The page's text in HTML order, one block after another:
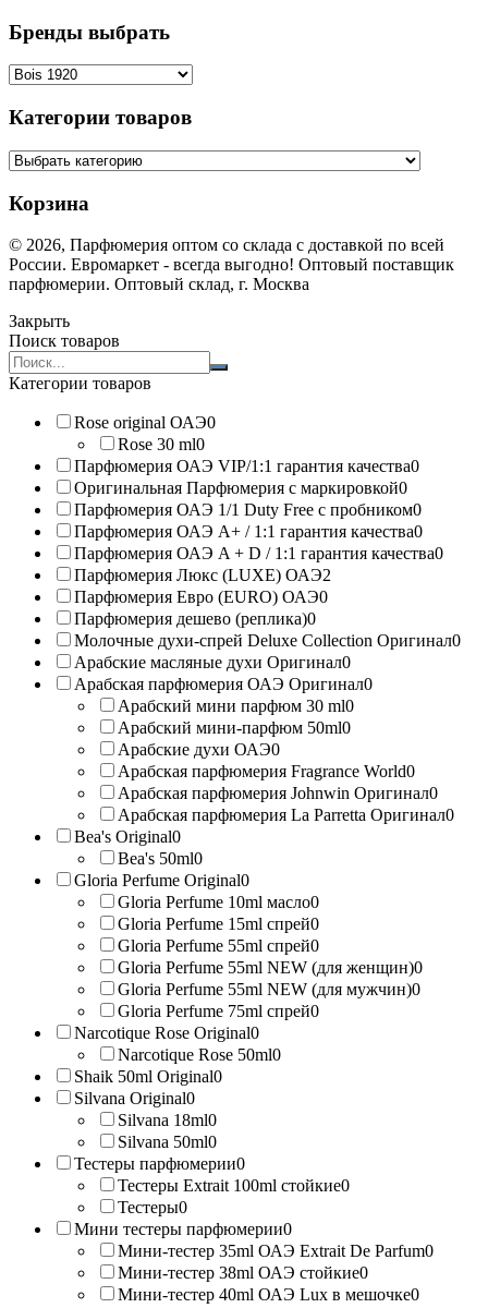
Бренды выбрать
Категории товаров
Корзина
© 2026, Парфюмерия оптом со склада с доставкой по всей
России. Евромаркет - всегда выгодно! Оптовый поставщик
парфюмерии. Оптовый склад, г. Москва
Закрыть
Поиск товаров
Search
products:
Категории товаров
Rose original ОАЭ0
Rose 30 ml0
Парфюмерия ОАЭ VIP/1:1 гарантия качества0
Оригинальная Парфюмерия с маркировкой0
Парфюмерия ОАЭ 1/1 Duty Free с пробником0
Парфюмерия ОАЭ A+ / 1:1 гарантия качества0
Парфюмерия ОАЭ A + D / 1:1 гарантия качества0
Парфюмерия Люкс (LUXE) ОАЭ2
Парфюмерия Евро (EURO) ОАЭ0
Парфюмерия дешево (реплика)0
Молочные духи-спрей Deluxe Collection Оригинал0
Арабские масляные духи Оригинал0
Арабская парфюмерия ОАЭ Оригинал0
Арабский мини парфюм 30 ml0
Арабский мини-парфюм 50ml0
Арабские духи ОАЭ0
Арабская парфюмерия Fragrance World0
Арабская парфюмерия Johnwin Оригинал0
Арабская парфюмерия La Parretta Оригинал0
Bea's Original0
Bea's 50ml0
Gloria Perfume Original0
Gloria Perfume 10ml масло0
Gloria Perfume 15ml спрей0
Gloria Perfume 55ml спрей0
Gloria Perfume 55ml NEW (для женщин)0
Gloria Perfume 55ml NEW (для мужчин)0
Gloria Perfume 75ml спрей0
Narcotique Rose Original0
Narcotique Rose 50ml0
Shaik 50ml Original0
Silvana Original0
Silvana 18ml0
Silvana 50ml0
Тестеры парфюмерии0
Тестеры Extrait 100ml стойкие0
Тестеры0
Мини тестеры парфюмерии0
Мини-тестер 35ml ОАЭ Extrait De Parfum0
Мини-тестер 38ml ОАЭ стойкие0
Мини-тестер 40ml ОАЭ Lux в мешочке0